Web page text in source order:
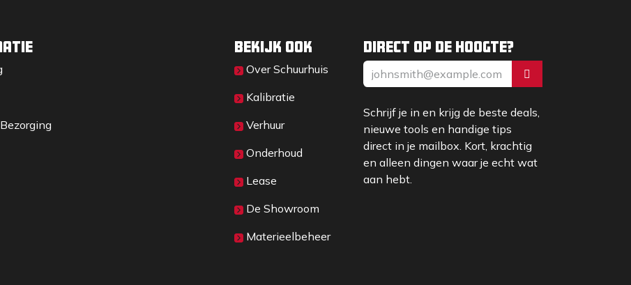
Direct op de hoogte?
Schrijf je in en krijg de beste deals,
nieuwe tools en handige tips
direct in je mailbox. Kort, krachtig
en alleen dingen waar je echt wat
aan hebt.
Bekijk ook
Over Sc​huurhuis
Kalibratie
Verhuur
Onderhoud
Lease
De Showroom
Materieelbeheer